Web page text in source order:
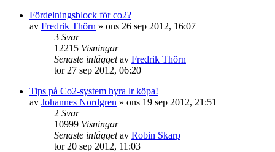
Fördelningsblock för co2?
av Fredrik Thörn » ons 26 sep 2012, 16:07
3 Svar
12215 Visningar
Senaste inläggetav Fredrik Thörn
tor 27 sep 2012, 06:20
Tips på Co2-system hyra lr köpa!
av Johannes Nordgren » ons 19 sep 2012, 21:51
2 Svar
10999 Visningar
Senaste inläggetav Robin Skarp
tor 20 sep 2012, 11:03